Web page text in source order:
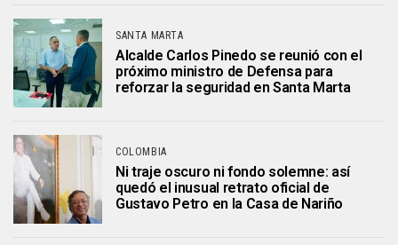
SANTA MARTA
Alcalde Carlos Pinedo se reunió con el
próximo ministro de Defensa para
reforzar la seguridad en Santa Marta
COLOMBIA
Ni traje oscuro ni fondo solemne: así
quedó el inusual retrato oficial de
Gustavo Petro en la Casa de Nariño